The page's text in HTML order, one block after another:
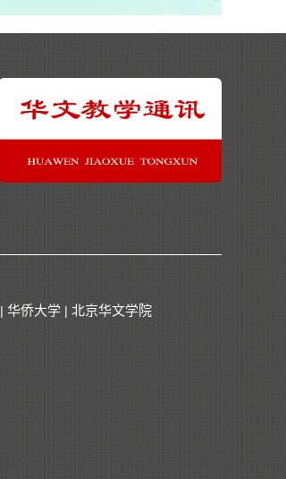
| 华侨大学 | 北京华文学院